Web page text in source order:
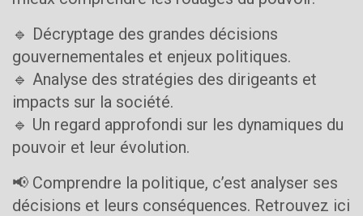
🔹 Décryptage des grandes décisions
gouvernementales et enjeux politiques.
🔹 Analyse des stratégies des dirigeants et
impacts sur la société.
🔹 Un regard approfondi sur les dynamiques du
pouvoir et leur évolution.
📢 Comprendre la politique, c’est analyser ses
décisions et leurs conséquences. Retrouvez ici